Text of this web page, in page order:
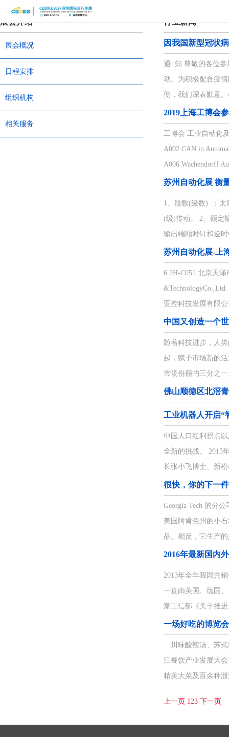
页
关
于
展
心
中
览
同
行业新闻
因我国新型冠状
通 知 尊敬的各位参
动。为积极配合疫
便，我们深表歉意
2019上海工博会
工博会 工业自动化
A002 CAN in
A006 Wachendorff
苏州自动化展 衡
1、段数(级数) ：太
(级)传动。 2、额定
输出端顺时针和逆
苏州自动化展-上
6.2H-C051 北京天泽
亚控科技发展有限
中国又创造一个
随着科技进步，人
起，赋予市场新的
市场份额的三分之
佛山顺德区北滘
工业机器人开启“
中国人口红利拐点
全新的挑战。 2015
长张小飞博士、新
很快，你的下一
Georgia Tech 的分
美国阿肯色州的小
品。相反，它生产
2016年最新国内
2013年全年我国共
一直由美国、德国
家工信部《关于推
一场好吃的博览
川味酸辣汤、苏式
江餐饮产业发展大
精美大菜及百余种
上一页 123 下一页
展会介绍
展会概况
日程安排
组织机构
相关服务